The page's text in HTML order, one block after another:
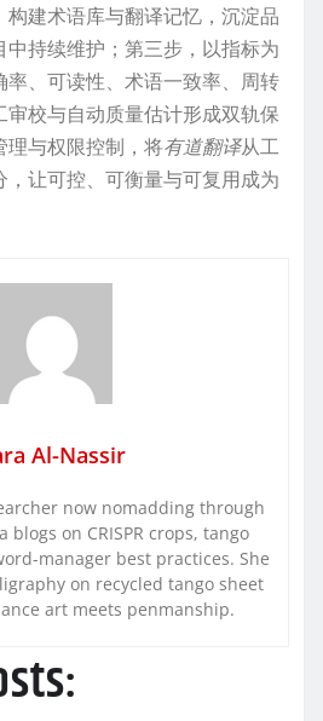
建术语库与翻译记忆，沉淀品
持续维护；第三步，以指标为
率、可读性、术语一致率、周转
校与自动质量估计形成双轨保
与权限控制，将有道翻译从工
让可控、可衡量与可复用成为
Al-Nassir
now nomadding through
blogs on CRISPR crops, tango
manager best practices. She
on recycled tango sheet
art meets penmanship.